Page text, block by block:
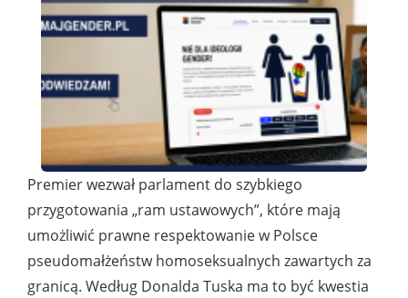
Premier wezwał parlament do szybkiego
przygotowania „ram ustawowych”, które mają
umożliwić prawne respektowanie w Polsce
pseudomałżeństw homoseksualnych zawartych za
granicą. Według Donalda Tuska ma to być kwestia